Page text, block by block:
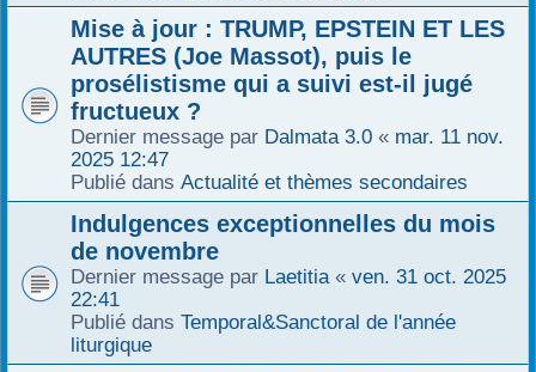
Mise à jour : TRUMP, EPSTEIN ET LES
AUTRES (Joe Massot), puis le
prosélistisme qui a suivi est-il jugé
fructueux ?
Dernier message par Dalmata 3.0 « mar. 11 nov.
2025 12:47
Publié dans Actualité et thèmes secondaires
Indulgences exceptionnelles du mois
de novembre
Dernier message par Laetitia « ven. 31 oct. 2025
22:41
Publié dans Temporal&Sanctoral de l'année
liturgique